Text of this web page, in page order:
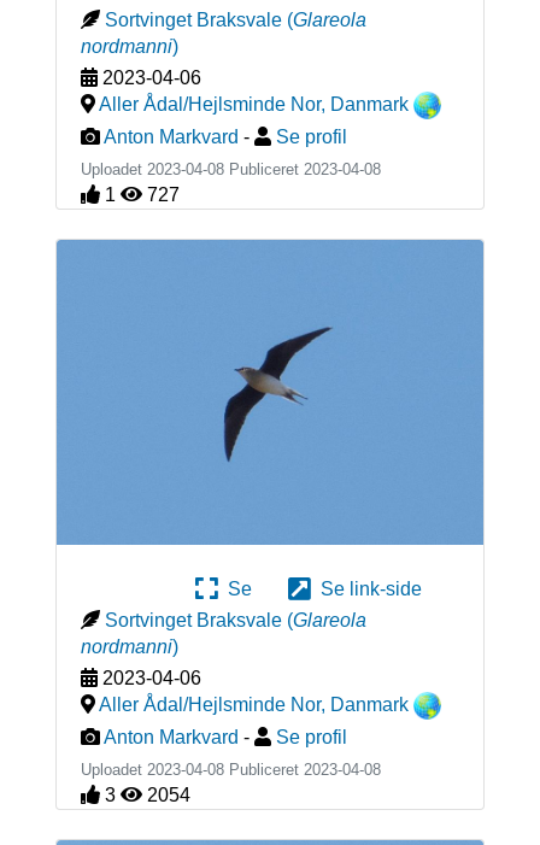
Sortvinget Braksvale (Glareola
nordmanni)
2023-04-06
Aller Ådal/Hejlsminde Nor, Danmark
Anton Markvard - Se profil
Uploadet 2023-04-08 Publiceret 2023-04-08
1 727
Se
Se link-side
Sortvinget Braksvale (Glareola
nordmanni)
2023-04-06
Aller Ådal/Hejlsminde Nor, Danmark
Anton Markvard - Se profil
Uploadet 2023-04-08 Publiceret 2023-04-08
3 2054